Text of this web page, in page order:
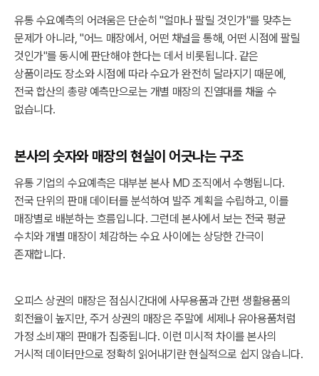
유통 수요예측의 어려움은 단순히 "얼마나 팔릴 것인가"를 맞추는
문제가 아니라, "어느 매장에서, 어떤 채널을 통해, 어떤 시점에 팔릴
것인가"를 동시에 판단해야 한다는 데서 비롯됩니다. 같은
상품이라도 장소와 시점에 따라 수요가 완전히 달라지기 때문에,
전국 합산의 총량 예측만으로는 개별 매장의 진열대를 채울 수
없습니다.
본사의 숫자와 매장의 현실이 어긋나는 구조
유통 기업의 수요예측은 대부분 본사 MD 조직에서 수행됩니다.
전국 단위의 판매 데이터를 분석하여 발주 계획을 수립하고, 이를
매장별로 배분하는 흐름입니다. 그런데 본사에서 보는 전국 평균
수치와 개별 매장이 체감하는 수요 사이에는 상당한 간극이
존재합니다.
오피스 상권의 매장은 점심시간대에 사무용품과 간편 생활용품의
회전율이 높지만, 주거 상권의 매장은 주말에 세제나 유아용품처럼
가정 소비재의 판매가 집중됩니다. 이런 미시적 차이를 본사의
거시적 데이터만으로 정확히 읽어내기란 현실적으로 쉽지 않습니다.